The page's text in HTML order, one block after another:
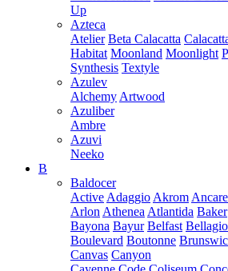
Up
Azteca
Atelier Beta Calacatta
Habitat Moonland Moonlight
Synthesis Textyle
Azulev
Alchemy Artwood
Azuliber
Ambre
Azuvi
Neeko
B
Baldocer
Active Adaggio Akrom
Arlon Athenea Atlantida Baker
Bayona Bayur Belfast
Boulevard Boutonne
Canvas Canyon